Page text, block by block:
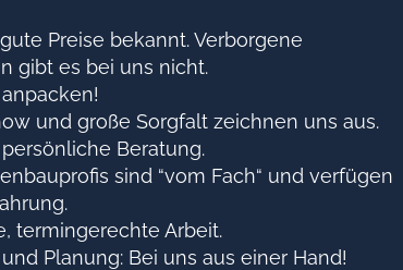
Preise bekannt. Verborgene
gibt es bei uns nicht.
und große Sorgfalt zeichnen uns aus.
Beratung.
sind “vom Fach“ und verfügen
termingerechte Arbeit.
Planung: Bei uns aus einer Hand!